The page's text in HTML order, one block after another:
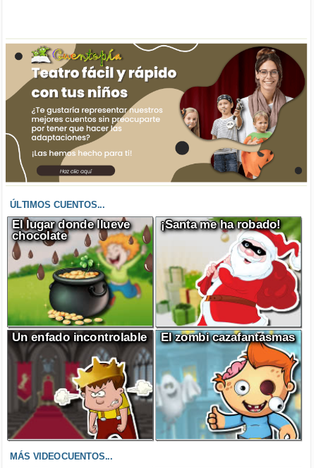
ÚLTIMOS CUENTOS...
El lugar donde llueve
chocolate
¡Santa me ha robado!
Un enfado incontrolable El zombi cazafantasmas
MÁS VIDEOCUENTOS...